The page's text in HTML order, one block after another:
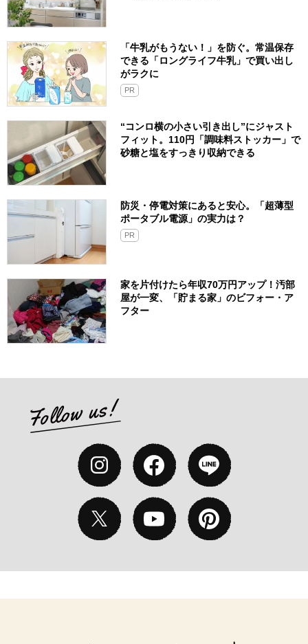
「牛乳がもうない！」を防ぐ。常温保存
できる「ロングライフ牛乳」で買い出し
がラクに
PR
“コンロ横の小さい引き出し”にジャスト
フィット。110円「調味料ストッカー」で
砂糖と塩をすっきり収納できる
防災・停電対策にあると安心。「超薄型
ポータブル電源」の実力は？​
PR
家を片付けたら年収70万円アップ！汚部
屋が一変、「貯まる家」のビフォー・ア
フター